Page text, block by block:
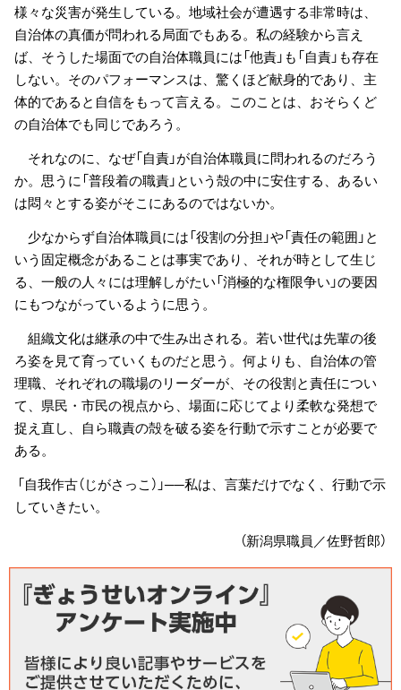
様々な災害が発生している。地域社会が遭遇する非常時は、
自治体の真価が問われる局面でもある。私の経験から言え
ば、そうした場面での自治体職員には「他責」も「自責」も存在
しない。そのパフォーマンスは、驚くほど献身的であり、主
体的であると自信をもって言える。このことは、おそらくど
の自治体でも同じであろう。
それなのに、なぜ「自責」が自治体職員に問われるのだろう
か。思うに「普段着の職責」という殻の中に安住する、あるい
は悶々とする姿がそこにあるのではないか。
少なからず自治体職員には「役割の分担」や「責任の範囲」と
いう固定概念があることは事実であり、それが時として生じ
る、一般の人々には理解しがたい「消極的な権限争い」の要因
にもつながっているように思う。
組織文化は継承の中で生み出される。若い世代は先輩の後
ろ姿を見て育っていくものだと思う。何よりも、自治体の管
理職、それぞれの職場のリーダーが、その役割と責任につい
て、県民・市民の視点から、場面に応じてより柔軟な発想で
捉え直し、自ら職責の殻を破る姿を行動で示すことが必要で
ある。
「自我作古（じがさっこ）」──私は、言葉だけでなく、行動で示
していきたい。
（新潟県職員／佐野哲郎）